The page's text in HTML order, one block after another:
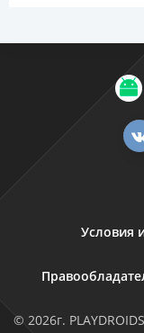
Условия
© 2026г.